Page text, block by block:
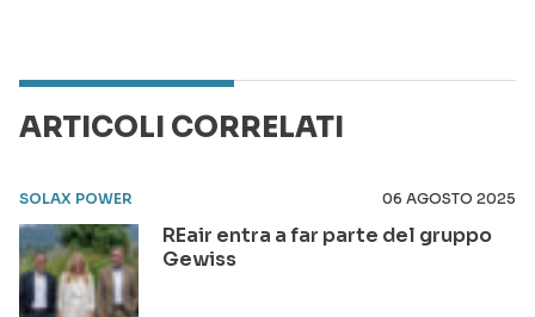
ARTICOLI CORRELATI
SOLAX POWER 06 AGOSTO 2025
REair entra a far parte del gruppo
Gewiss